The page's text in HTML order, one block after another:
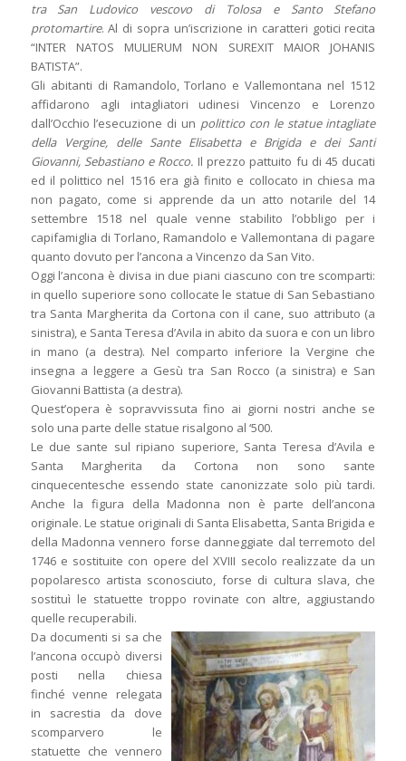
tra San Ludovico vescovo di Tolosa e Santo Stefano
protomartire. Al di sopra un’iscrizione in caratteri gotici recita
“INTER NATOS MULIERUM NON SUREXIT MAIOR JOHANIS
BATISTA”.
Gli abitanti di Ramandolo, Torlano e Vallemontana nel 1512
affidarono agli intagliatori udinesi Vincenzo e Lorenzo
dall’Occhio l’esecuzione di un polittico con le statue intagliate
della Vergine, delle Sante Elisabetta e Brigida e dei Santi
Giovanni, Sebastiano e Rocco. Il prezzo pattuito fu di 45 ducati
ed il polittico nel 1516 era già finito e collocato in chiesa ma
non pagato, come si apprende da un atto notarile del 14
settembre 1518 nel quale venne stabilito l’obbligo per i
capifamiglia di Torlano, Ramandolo e Vallemontana di pagare
quanto dovuto per l’ancona a Vincenzo da San Vito.
Oggi l’ancona è divisa in due piani ciascuno con tre scomparti:
in quello superiore sono collocate le statue di San Sebastiano
tra Santa Margherita da Cortona con il cane, suo attributo (a
sinistra), e Santa Teresa d’Avila in abito da suora e con un libro
in mano (a destra). Nel comparto inferiore la Vergine che
insegna a leggere a Gesù tra San Rocco (a sinistra) e San
Giovanni Battista (a destra).
Quest’opera è sopravvissuta fino ai giorni nostri anche se
solo una parte delle statue risalgono al ‘500.
Le due sante sul ripiano superiore, Santa Teresa d’Avila e
Santa Margherita da Cortona non sono sante
cinquecentesche essendo state canonizzate solo più tardi.
Anche la figura della Madonna non è parte dell’ancona
originale. Le statue originali di Santa Elisabetta, Santa Brigida e
della Madonna vennero forse danneggiate dal terremoto del
1746 e sostituite con opere del XVIII secolo realizzate da un
popolaresco artista sconosciuto, forse di cultura slava, che
sostituì le statuette troppo rovinate con altre, aggiustando
quelle recuperabili.
Da documenti si sa che
l’ancona occupò diversi
posti nella chiesa
finché venne relegata
in sacrestia da dove
scomparvero le
statuette che vennero